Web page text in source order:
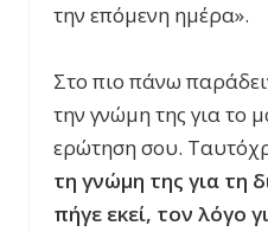
την επόμενη ημέρα».
Στο πιο πάνω
την γνώμη της για το
ερώτηση σου.
τη γνώμη της για τη
πήγε εκεί, τον λόγο